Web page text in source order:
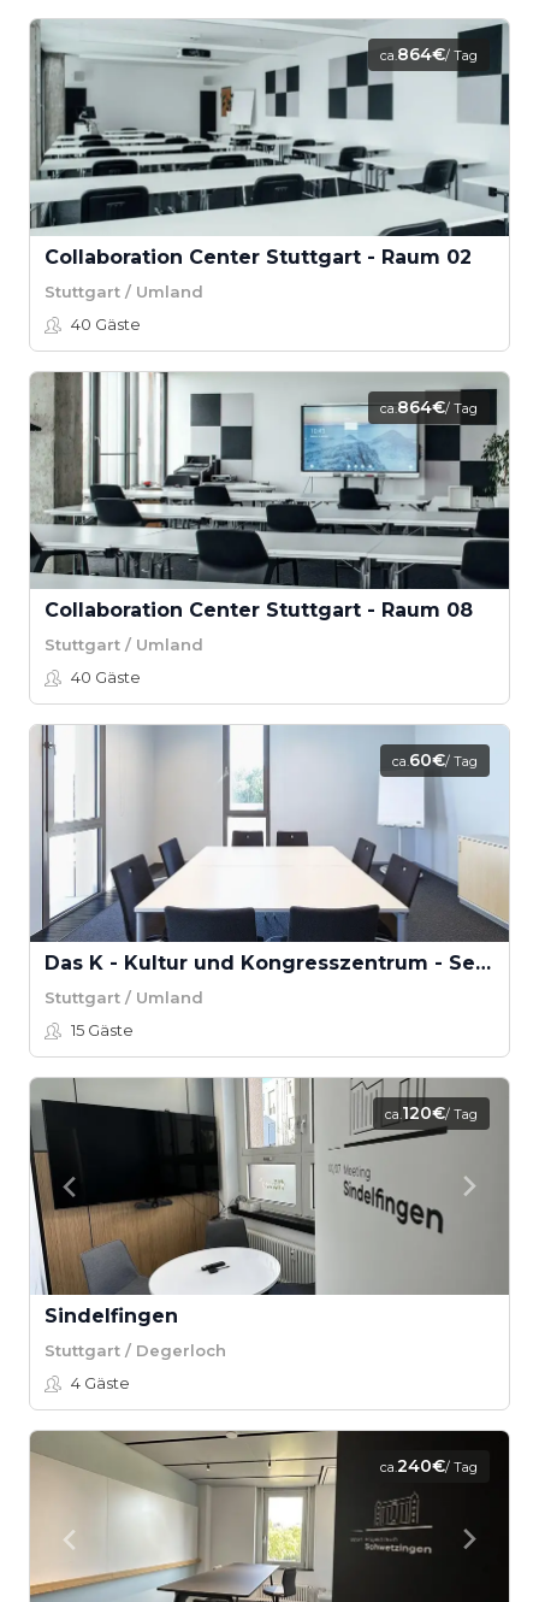
ca.864€/ Tag
Collaboration Center Stuttgart - Raum 02
Stuttgart / Umland
40 Gäste
ca.864€/ Tag
Collaboration Center Stuttgart - Raum 08
Stuttgart / Umland
40 Gäste
ca.60€/ Tag
Das K - Kultur und Kongresszentrum - Seminarraum
Stuttgart / Umland
15 Gäste
ca.120€/ Tag
Sindelfingen
Stuttgart / Degerloch
4 Gäste
ca.240€/ Tag